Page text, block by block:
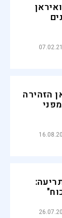
07.02.21
הזהירה
16.08.20
26.07.20